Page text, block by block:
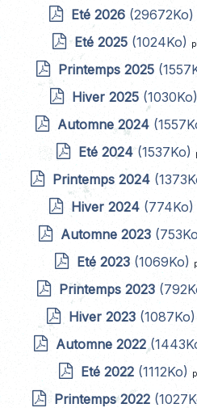
Eté 2026(29672Ko)
Eté 2025(1024Ko)
Printemps 2025
Hiver 2025(1030Ko)
Automne 2024
Eté 2024(1537Ko)
Printemps 2024
Hiver 2024(774Ko)
Automne 2023
Eté 2023 (1069Ko)
Printemps 2023
Hiver 2023 (1087Ko)
Automne 2022
Eté 2022 (1112Ko)
Printemps 2022